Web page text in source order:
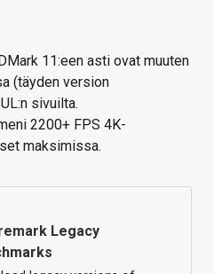
11:een asti ovat muuten
(täyden version
sivuilta.
2200+ FPS 4K-
maksimissa.
Legacy